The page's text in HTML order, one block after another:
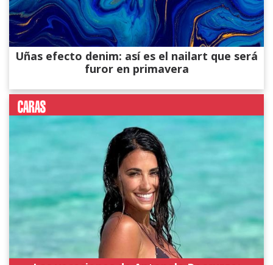
Uñas efecto denim: así es el nailart que será
furor en primavera